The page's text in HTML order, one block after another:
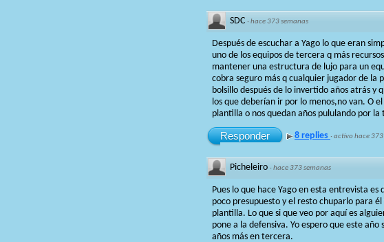
SDC ·hace 373 semanas
Después de escuchar a Yago lo que eran
uno de los equipos de tercera q más
mantener una estructura de lujo para un
cobra seguro más q cualquier jugador de
bolsillo después de lo invertido años atrás
los que deberían ir por lo menos,no van. O
plantilla o nos quedan años pululando por la
Responder 8 replies ·activo hace 373
Picheleiro ·hace 373 semanas
Pues lo que hace Yago en esta entrevista
poco presupuesto y el resto chuparlo para
plantilla. Lo que si que veo por aquí es
pone a la defensiva. Yo espero que este
años más en tercera.